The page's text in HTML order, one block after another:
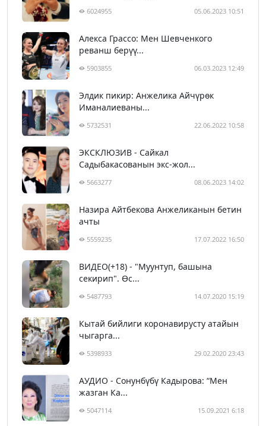
6024955 05.06.2023 10:51
Алекса Грассо: Мен Шевченкого
реванш берүү...
5903855 06.03.2023 12:49
Элдик пикир: Анжелика Айчүрөк
Иманалиеваны...
5732531 22.06.2022 10:58
ЭКСКЛЮЗИВ - Сайкал
Садыбакасованын экс-жол...
5663277 08.06.2023 14:02
Назира Айтбекова Анжеликанын бетин
ачты
5559235 17.07.2022 16:50
ВИДЕО(+18) - "Муунтуп, башына
секирип". Өс...
5487793 14.07.2020 15:19
Кытай бийлиги коронавирусту атайын
чыгарга...
5398933 29.02.2020 23:43
АУДИО - Сонунбүбү Кадырова: “Мен
жазган Ка...
5047114 15.09.2021 6:18